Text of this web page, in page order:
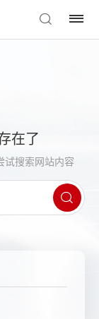
在了
试搜索网站内容